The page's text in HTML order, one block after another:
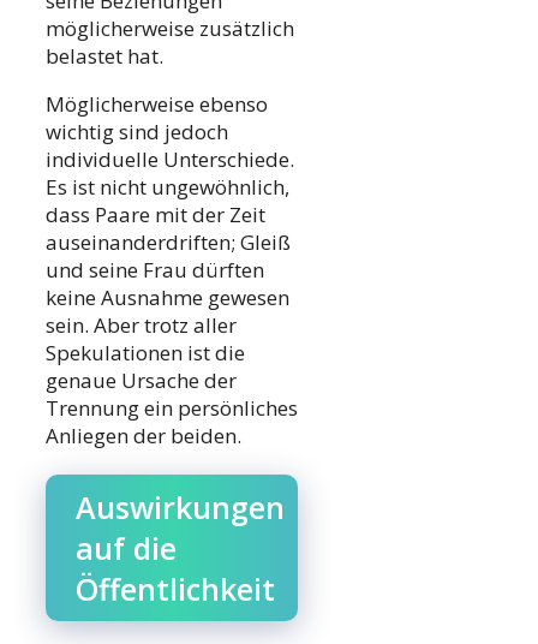
möglicherweise zusätzlich
belastet hat.
Möglicherweise ebenso
wichtig sind jedoch
individuelle Unterschiede.
Es ist nicht ungewöhnlich,
dass Paare mit der Zeit
auseinanderdriften; Gleiß
und seine Frau dürften
keine Ausnahme gewesen
sein. Aber trotz aller
Spekulationen ist die
genaue Ursache der
Trennung ein persönliches
Anliegen der beiden.
Auswirkungen
auf die
Öffentlichkeit